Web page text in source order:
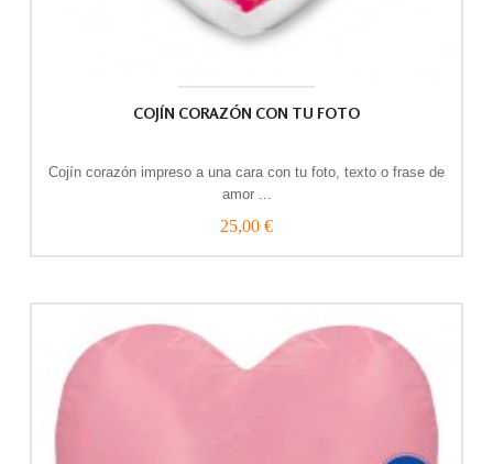
COJÍN CORAZÓN CON TU FOTO
Cojín corazón impreso a una cara con tu foto, texto o frase de
amor ...
25,00 €